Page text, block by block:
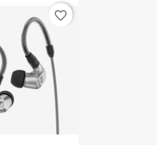
favorite_border